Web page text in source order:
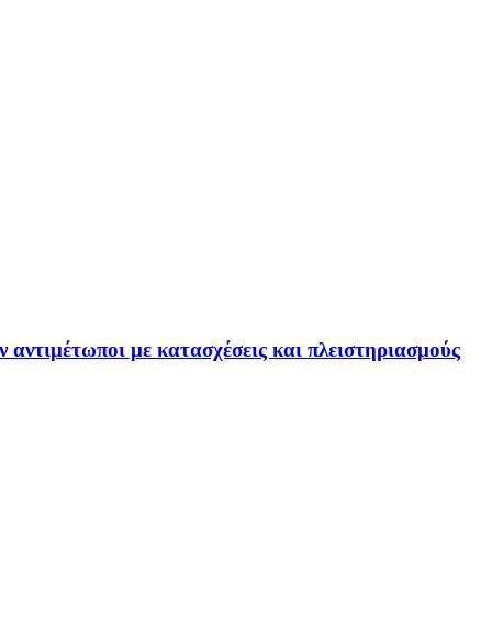
με κατασχέσεις και πλειστηριασμούς